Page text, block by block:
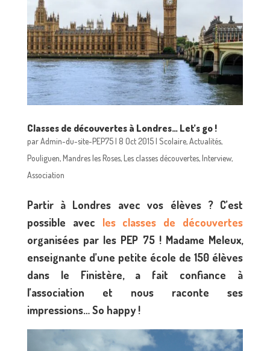
Classes de découvertes à Londres… Let’s go !
parAdmin-du-site-PEP75| 8 Oct 2015| Scolaire,Actualités,
Pouliguen,Mandres les Roses,Les classes découvertes,Interview,
Association
Partir à Londres avec vos élèves ? C’est
possible avec les classes de découvertes
organisées par les PEP 75 ! Madame Meleux,
enseignante d’une petite école de 150 élèves
dans le Finistère, a fait confiance à
l’association et nous raconte ses
impressions… So happy !